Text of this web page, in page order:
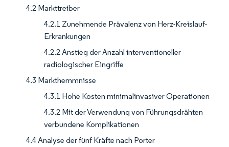
4.2 Markttreiber
4.2.1 Zunehmende Prävalenz von Herz-Kreislauf-
Erkrankungen
4.2.2 Anstieg der Anzahl interventioneller
radiologischer Eingriffe
4.3 Markthemmnisse
4.3.1 Hohe Kosten minimalinvasiver Operationen
4.3.2 Mit der Verwendung von Führungsdrähten
verbundene Komplikationen
4.4 Analyse der fünf Kräfte nach Porter